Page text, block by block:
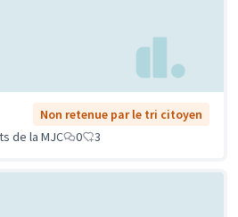
Non retenue par le tri citoyen
de la MJC
0 3